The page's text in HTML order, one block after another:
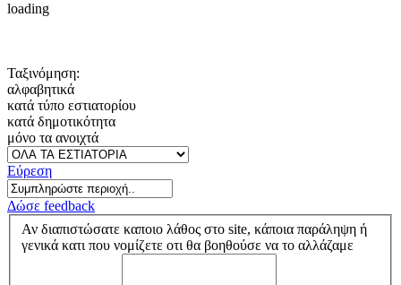
loading
Ταξινόμηση:
αλφαβητικά
κατά τύπο εστιατορίου
κατά δημοτικότητα
μόνο τα ανοιχτά
Εύρεση
Δώσε feedback
Αν διαπιστώσατε καποιο λάθος στο site, κάποια παράληψη ή
γενικά κατι που νομίζετε οτι θα βοηθούσε να το αλλάζαμε